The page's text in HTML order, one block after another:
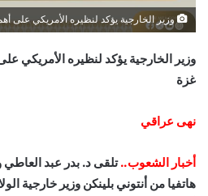
وزير الخارجية يؤكد لنظيره الأمريكي على
وزير الخارجية يؤكد لنظيره الأمريكي
غزة
نهى عراقي
أخبار الشعوب..تلقى د. بدر عبد العاطي
هاتفيا من أنتوني بلينكن وزير خارجية